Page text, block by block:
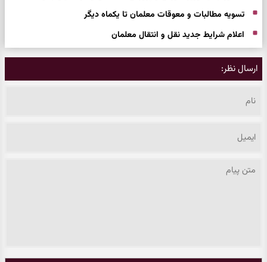
تسویه مطالبات و معوقات معلمان تا یکماه دیگر
اعلام شرایط جدید نقل و انتقال معلمان
ارسال نظر: